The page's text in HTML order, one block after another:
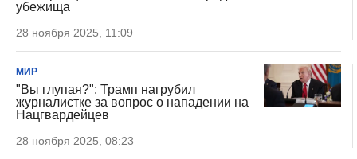
убежища
28 ноября 2025, 11:09
МИР
"Вы глупая?": Трамп нагрубил
журналистке за вопрос о нападении на
Нацгвардейцев
28 ноября 2025, 08:23